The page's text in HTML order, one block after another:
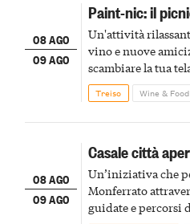
08 AGO
09 AGO
Paint-nic: il
Un'attività
vino e nuove
scambiare la tua
Treiso Wine & Food
08 AGO
09 AGO
Casale città
Un’iniziativa che
Monferrato
guidate e percorsi